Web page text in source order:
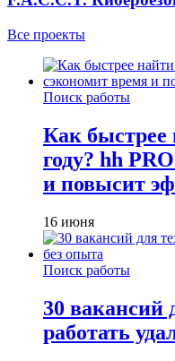
Все проекты
Поиск работы
Как быстрее
году? hh
и повысит
16 июня
Поиск работы
30 вакансий
работать